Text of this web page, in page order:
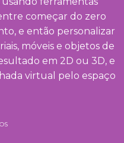
começar do zero
e então personalizar
móveis e objetos de
em 2D ou 3D, e
virtual pelo espaço